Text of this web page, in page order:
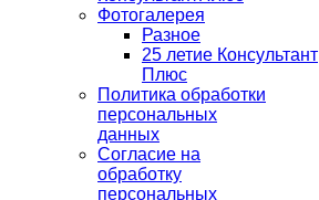
Фотогалерея
Разное
25 летие Консультант
Плюс
Политика обработки
персональных
данных
Согласие на
обработку
персональных